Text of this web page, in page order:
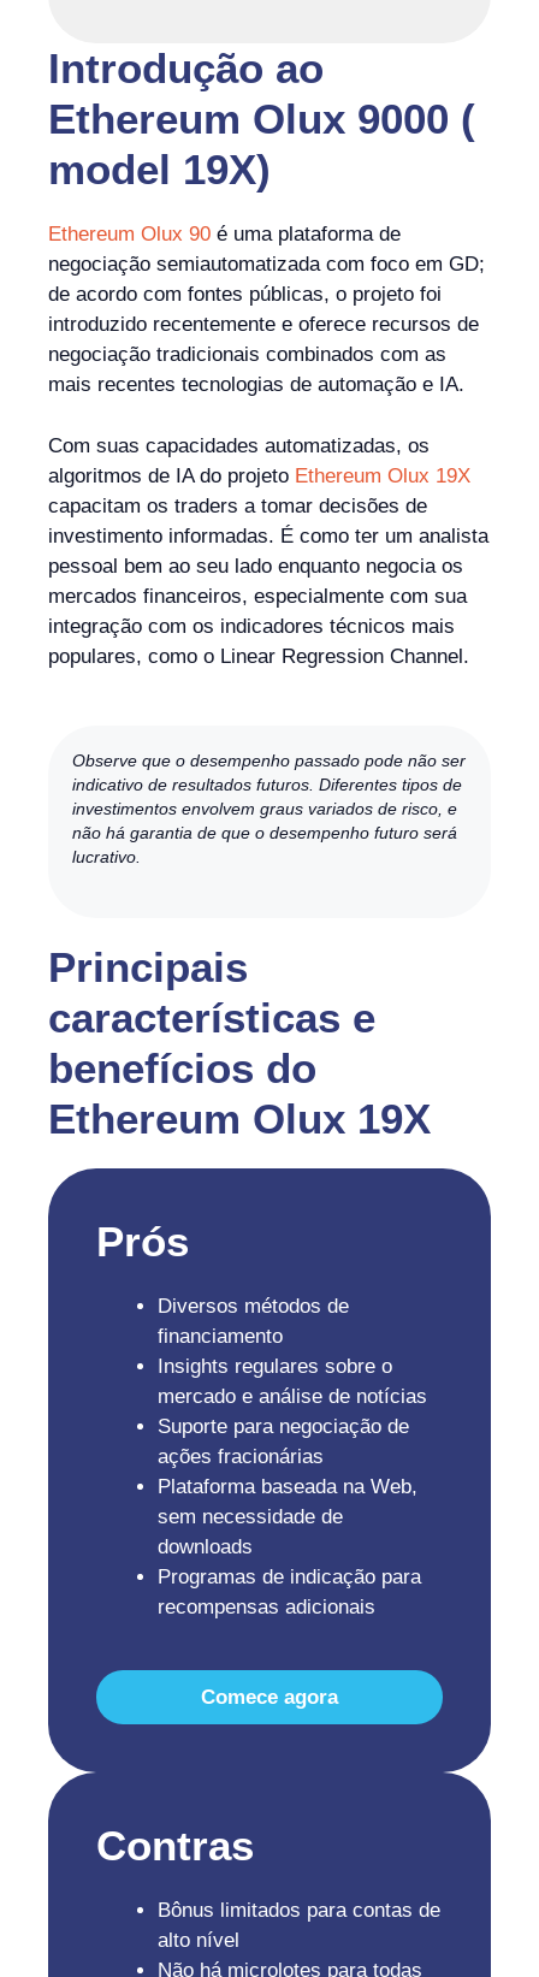
Introdução ao
Ethereum Olux 9000 (
model 19X)
Ethereum Olux 90 é uma plataforma de
negociação semiautomatizada com foco em GD;
de acordo com fontes públicas, o projeto foi
introduzido recentemente e oferece recursos de
negociação tradicionais combinados com as
mais recentes tecnologias de automação e IA.
Com suas capacidades automatizadas, os
algoritmos de IA do projeto Ethereum Olux 19X
capacitam os traders a tomar decisões de
investimento informadas. É como ter um analista
pessoal bem ao seu lado enquanto negocia os
mercados financeiros, especialmente com sua
integração com os indicadores técnicos mais
populares, como o Linear Regression Channel.
Observe que o desempenho passado pode não ser
indicativo de resultados futuros. Diferentes tipos de
investimentos envolvem graus variados de risco, e
não há garantia de que o desempenho futuro será
lucrativo.
Principais
características e
benefícios do
Ethereum Olux 19X
Prós
Diversos métodos de
financiamento
Insights regulares sobre o
mercado e análise de notícias
Suporte para negociação de
ações fracionárias
Plataforma baseada na Web,
sem necessidade de
downloads
Programas de indicação para
recompensas adicionais
Comece agora
Contras
Bônus limitados para contas de
alto nível
Não há microlotes para todas